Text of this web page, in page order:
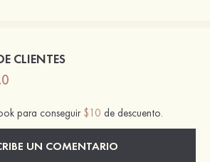
CLIENTES
para conseguir $10 de descuento.
UN COMENTARIO